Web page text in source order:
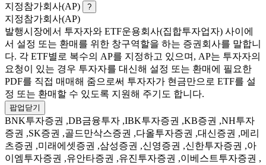
지정참가회사(AP)
?
지정참가회사(AP)
발행시장에서 투자자와 ETF운용회사(집합투자업자) 사이에
서 설정 또는 환매를 위한 창구역할을 하는 증권회사를 말합니
다. 각 ETF별로 복수의 AP를 지정하고 있으며, AP는 투자자의
요청이 있는 경우 투자자를 대신해 설정 또는 환매에 필요한
PDF를 직접 매매해 줌으로써 투자자가 현금만으로 ETF를 설
정 또는 환매할 수 있도록 지원해 주기도 합니다.
팝업닫기
BNK투자증권 ,DB금융투자 ,IBK투자증권 ,KB증권 ,NH투자
증권 ,SK증권 ,골드만삭스증권 ,다올투자증권 ,대신증권 ,메리
츠증권 ,미래에셋증권 ,삼성증권 ,신영증권 ,신한투자증권 ,아
이엠투자증권 ,유안타증권 ,유진투자증권 ,이베스트투자증권 ,